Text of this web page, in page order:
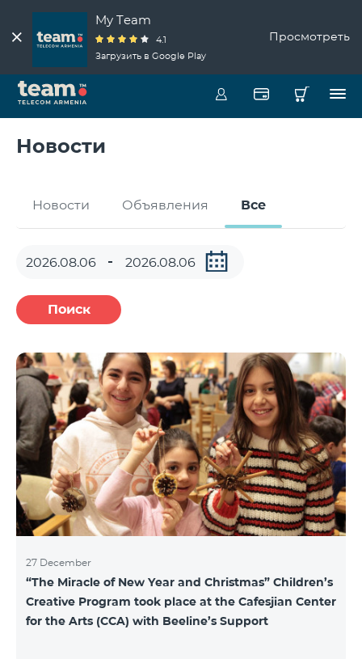
My Team
4.1
Загрузить в Google Play
Просмотреть
Новости
Новости Объявления Все
Поиск
27 December
“The Miracle of New Year and Christmas” Children’s
Creative Program took place at the Cafesjian Center
for the Arts (CCA) with Beeline’s Support